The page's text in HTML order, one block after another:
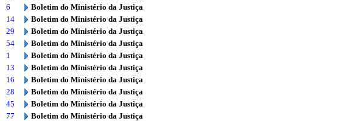
6
Boletim do Ministério da Justiça
14
Boletim do Ministério da Justiça
29
Boletim do Ministério da Justiça
54
Boletim do Ministério da Justiça
1
Boletim do Ministério da Justiça
13
Boletim do Ministério da Justiça
16
Boletim do Ministério da Justiça
28
Boletim do Ministério da Justiça
45
Boletim do Ministério da Justiça
77
Boletim do Ministério da Justiça